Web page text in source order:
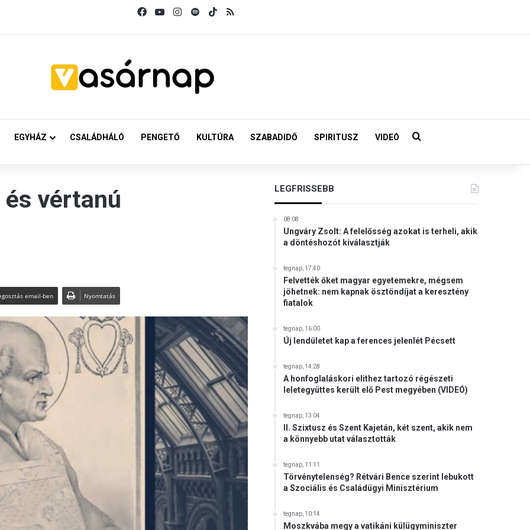
FacebookYouTubeInstagram
SpotifyTikTok
EGYHÁZ CSALÁDHÁLÓ PENGETŐ KULTÚRA SZABADIDŐ SPIRITUSZ VIDEÓ Keresés:
vértanú
email-ben Nyomtatás
LEGFRISSEBB
08:08
Ungváry Zsolt: A felelősség azokat is terheli, akik
a döntéshozót kiválasztják
tegnap, 17:40
Felvették őket magyar egyetemekre, mégsem
jöhetnek: nem kapnak ösztöndíjat a keresztény
fiatalok
tegnap, 16:00
Új lendületet kap a ferences jelenlét Pécsett
tegnap, 14:28
A honfoglaláskori elithez tartozó régészeti
leletegyüttes került elő Pest megyében (VIDEÓ)
tegnap, 13:04
II. Szixtusz és Szent Kajetán, két szent, akik nem
a könnyebb utat választották
tegnap, 11:11
Törvénytelenség? Rétvári Bence szerint lebukott
a Szociális és Családügyi Minisztérium
tegnap, 10:14
Moszkvába megy a vatikáni külügyminiszter